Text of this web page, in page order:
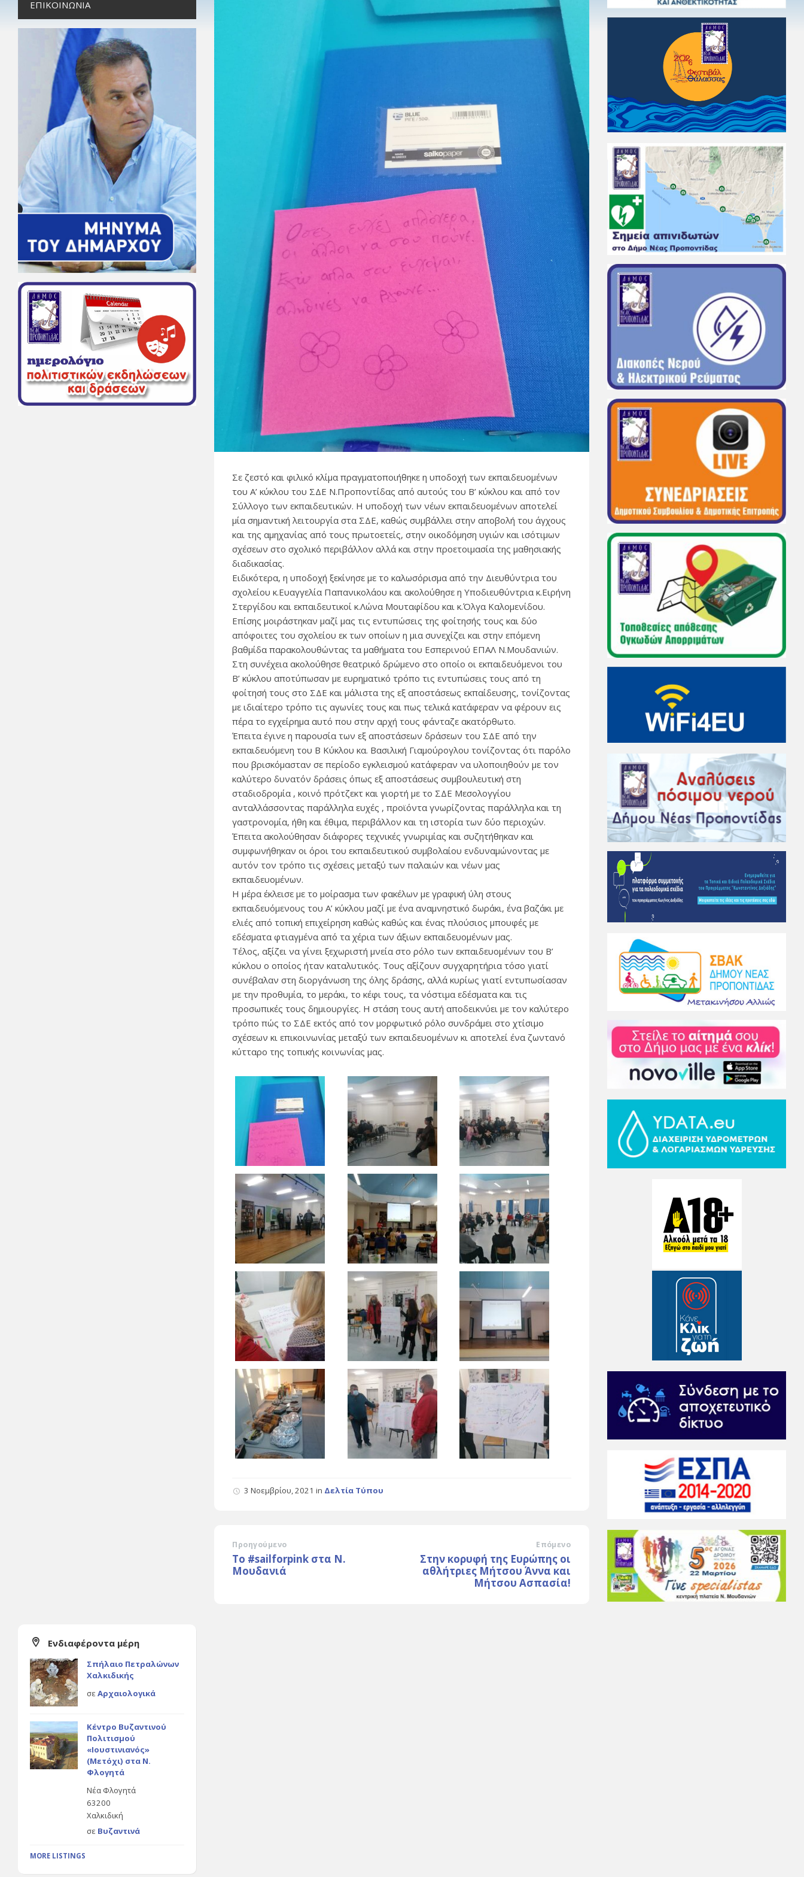
Σε ζεστό και φιλικό κλίμα πραγματοποιήθηκε η υποδοχή των εκπαιδευομένων
του Α’ κύκλου του ΣΔΕ Ν.Προποντίδας από αυτούς του Β’ κύκλου και από τον
Σύλλογο των εκπαιδευτικών. Η υποδοχή των νέων εκπαιδευομένων αποτελεί
μία σημαντική λειτουργία στα ΣΔΕ, καθώς συμβάλλει στην αποβολή του άγχους
και της αμηχανίας από τους πρωτοετείς, στην οικοδόμηση υγιών και ισότιμων
σχέσεων στο σχολικό περιβάλλον αλλά και στην προετοιμασία της μαθησιακής
διαδικασίας.
Ειδικότερα, η υποδοχή ξεκίνησε με το καλωσόρισμα από την Διευθύντρια του
σχολείου κ.Ευαγγελία Παπανικολάου και ακολούθησε η Υποδιευθύντρια κ.Ειρήνη
Στεργίδου και εκπαιδευτικοί κ.Λώνα Μουταφίδου και κ.Όλγα Καλομενίδου.
Επίσης μοιράστηκαν μαζί μας τις εντυπώσεις της φοίτησής τους και δύο
απόφοιτες του σχολείου εκ των οποίων η μια συνεχίζει και στην επόμενη
βαθμίδα παρακολουθώντας τα μαθήματα του Εσπερινού ΕΠΑΛ Ν.Μουδανιών.
Στη συνέχεια ακολούθησε θεατρικό δρώμενο στο οποίο οι εκπαιδευόμενοι του
Β’ κύκλου αποτύπωσαν με ευρηματικό τρόπο τις εντυπώσεις τους από τη
φοίτησή τους στο ΣΔΕ και μάλιστα της εξ αποστάσεως εκπαίδευσης, τονίζοντας
με ιδιαίτερο τρόπο τις αγωνίες τους και πως τελικά κατάφεραν να φέρουν εις
πέρα το εγχείρημα αυτό που στην αρχή τους φάνταζε ακατόρθωτο.
Έπειτα έγινε η παρουσία των εξ αποστάσεων δράσεων του ΣΔΕ από την
εκπαιδευόμενη του Β Κύκλου κα. Βασιλική Γιαμούρογλου τονίζοντας ότι παρόλο
που βρισκόμασταν σε περίοδο εγκλεισμού κατάφεραν να υλοποιηθούν με τον
καλύτερο δυνατόν δράσεις όπως εξ αποστάσεως συμβουλευτική στη
σταδιοδρομία , κοινό πρότζεκτ και γιορτή με το ΣΔΕ Μεσολογγίου
ανταλλάσσοντας παράλληλα ευχές , προϊόντα γνωρίζοντας παράλληλα και τη
γαστρονομία, ήθη και έθιμα, περιβάλλον και τη ιστορία των δύο περιοχών.
Έπειτα ακολούθησαν διάφορες τεχνικές γνωριμίας και συζητήθηκαν και
συμφωνήθηκαν οι όροι του εκπαιδευτικού συμβολαίου ενδυναμώνοντας με
αυτόν τον τρόπο τις σχέσεις μεταξύ των παλαιών και νέων μας
εκπαιδευομένων.
Η μέρα έκλεισε με το μοίρασμα των φακέλων με γραφική ύλη στους
εκπαιδευόμενους του Α’ κύκλου μαζί με ένα αναμνηστικό δωράκι, ένα βαζάκι με
ελιές από τοπική επιχείρηση καθώς καθώς και ένας πλούσιος μπουφές με
εδέσματα φτιαγμένα από τα χέρια των άξιων εκπαιδευομένων μας.
Τέλος, αξίζει να γίνει ξεχωριστή μνεία στο ρόλο των εκπαιδευομένων του Β’
κύκλου ο οποίος ήταν καταλυτικός. Τους αξίζουν συγχαρητήρια τόσο γιατί
συνέβαλαν στη διοργάνωση της όλης δράσης, αλλά κυρίως γιατί εντυπωσίασαν
με την προθυμία, το μεράκι, το κέφι τους, τα νόστιμα εδέσματα και τις
προσωπικές τους δημιουργίες. Η στάση τους αυτή αποδεικνύει με τον καλύτερο
τρόπο πώς το ΣΔΕ εκτός από τον μορφωτικό ρόλο συνδράμει στο χτίσιμο
σχέσεων κι επικοινωνίας μεταξύ των εκπαιδευομένων κι αποτελεί ένα ζωντανό
κύτταρο της τοπικής κοινωνίας μας.
3 Νοεμβρίου, 2021in Δελτία Τύπου
Προηγούμενο
Το #sailforpink στα Ν.
Μουδανιά
Επόμενο
Στην κορυφή της Ευρώπης οι
αθλήτριες Μήτσου Άννα και
Μήτσου Ασπασία!
ΕΠΙΚΟΙΝΩΝΊΑ
Ενδιαφέροντα μέρη
Σπήλαιο Πετραλώνων
Χαλκιδικής
σε Αρχαιολογικά
Κέντρο Βυζαντινού
Πολιτισμού
«Ιουστινιανός»
(Μετόχι) στα Ν.
Φλογητά
Νέα Φλογητά
63200
Χαλκιδική
σε Βυζαντινά
MORE LISTINGS